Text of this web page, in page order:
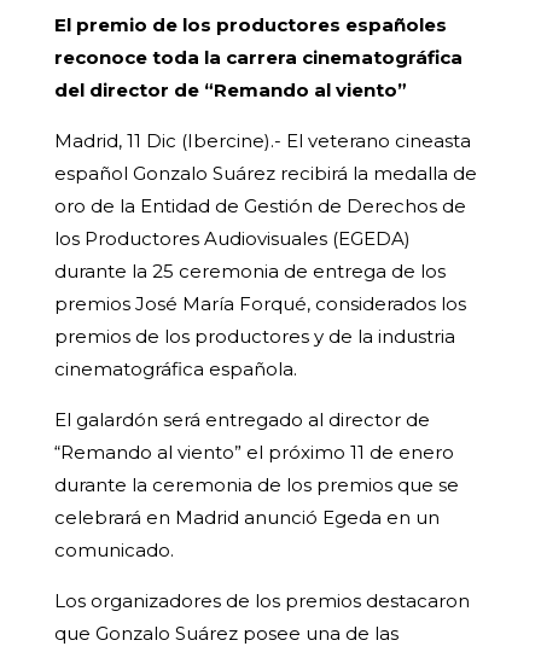
El premio de los productores españoles
reconoce toda la carrera cinematográfica
del director de “Remando al viento”
Madrid, 11 Dic (Ibercine).- El veterano cineasta
español Gonzalo Suárez recibirá la medalla de
oro de la Entidad de Gestión de Derechos de
los Productores Audiovisuales (EGEDA)
durante la 25 ceremonia de entrega de los
premios José María Forqué, considerados los
premios de los productores y de la industria
cinematográfica española.
El galardón será entregado al director de
“Remando al viento” el próximo 11 de enero
durante la ceremonia de los premios que se
celebrará en Madrid anunció Egeda en un
comunicado.
Los organizadores de los premios destacaron
que Gonzalo Suárez posee una de las